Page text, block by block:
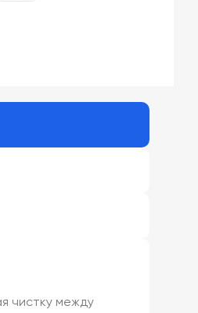
чистку между